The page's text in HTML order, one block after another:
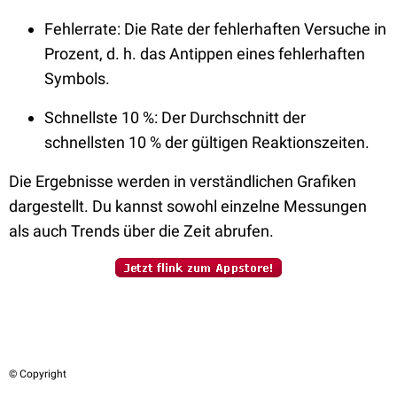
Fehlerrate: Die Rate der fehlerhaften Versuche in
Prozent, d. h. das Antippen eines fehlerhaften
Symbols.
Schnellste 10 %: Der Durchschnitt der
schnellsten 10 % der gültigen Reaktionszeiten.
Die Ergebnisse werden in verständlichen Grafiken
dargestellt. Du kannst sowohl einzelne Messungen
als auch Trends über die Zeit abrufen.
© Copyright